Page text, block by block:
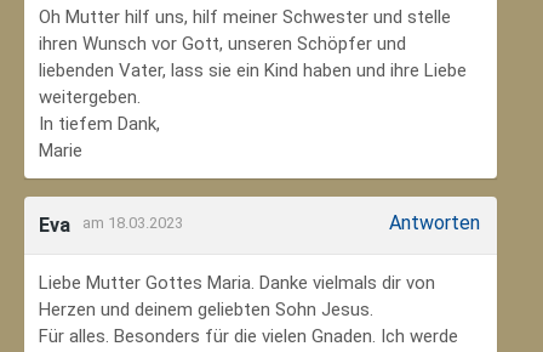
Oh Mutter hilf uns, hilf meiner Schwester und stelle
ihren Wunsch vor Gott, unseren Schöpfer und
liebenden Vater, lass sie ein Kind haben und ihre Liebe
weitergeben.
In tiefem Dank,
Marie
Eva am 18.03.2023 Antworten
Liebe Mutter Gottes Maria. Danke vielmals dir von
Herzen und deinem geliebten Sohn Jesus.
Für alles. Besonders für die vielen Gnaden. Ich werde